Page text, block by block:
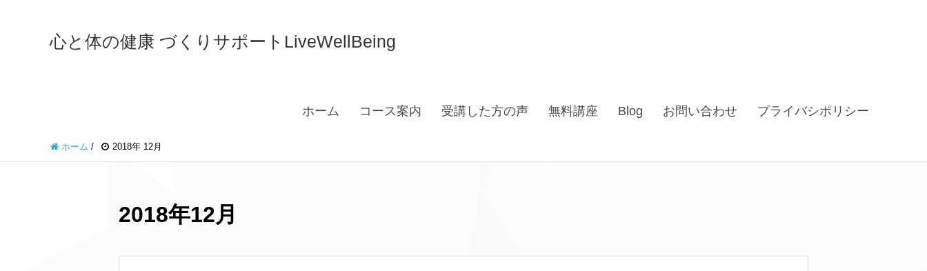
心と体の健康 づくりサポートLiveWellBeing
ホーム コース案内 受講した方の声 無料講座 Blog お問い合わせ プライバシポリシー
ホーム / 2018年 12月
2018年12月